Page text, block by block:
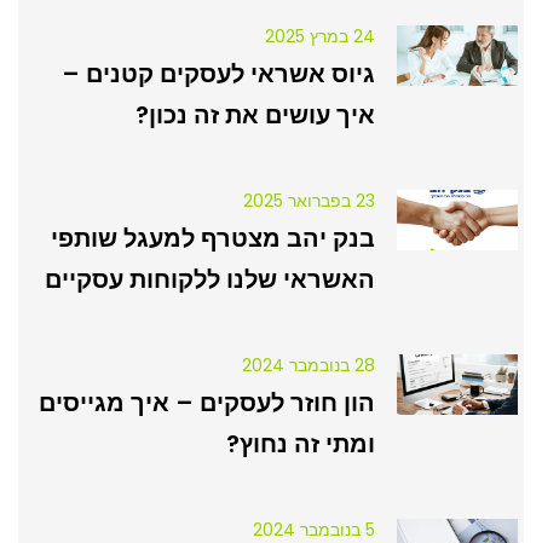
גיוס אשראי לעסקים קטנים –
איך עושים את זה נכון?
24 במרץ 2025
בנק יהב מצטרף למעגל שותפי
האשראי שלנו ללקוחות עסקיים
23 בפברואר 2025
הון חוזר לעסקים – איך מגייסים
ומתי זה נחוץ?
28 בנובמבר 2024
5 בנובמבר 2024